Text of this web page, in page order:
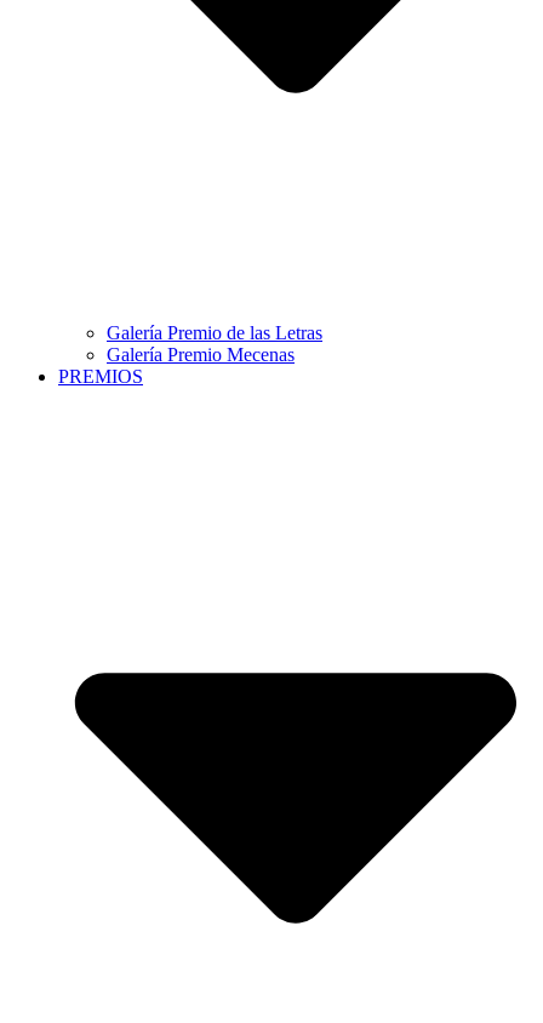
Galería Premio de las Letras
Galería Premio Mecenas
PREMIOS